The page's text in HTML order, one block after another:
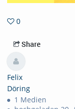
0
Share
Felix
Döring
1 Medien